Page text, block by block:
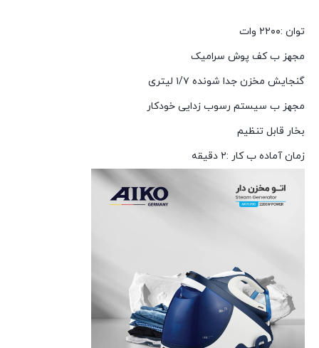
توان :۲۲۰۰ وات
مجهز ب کف پوش سرامیک
گنجایش مخزن جدا شونده ۱/۷ لیتری
مجهز ب سیستم رسوب زدایی خودکار
بخار قابل تنظیم
زمان آماده ب کار :۲ دقیقه